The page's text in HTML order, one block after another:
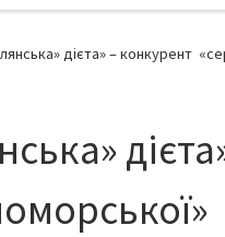
дієта» – конкурент